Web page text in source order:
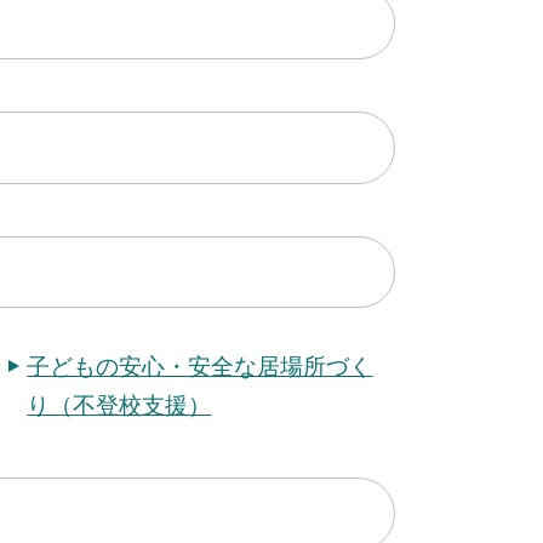
子どもの安心・安全な居場所づく
り（不登校支援）